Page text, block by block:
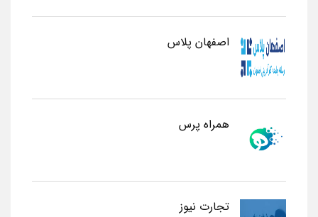
اصفهان پلاس
همراه پرس
تجارت نیوز